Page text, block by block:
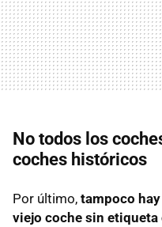
No todos los
coches históricos
Por último, tampoco
viejo coche sin